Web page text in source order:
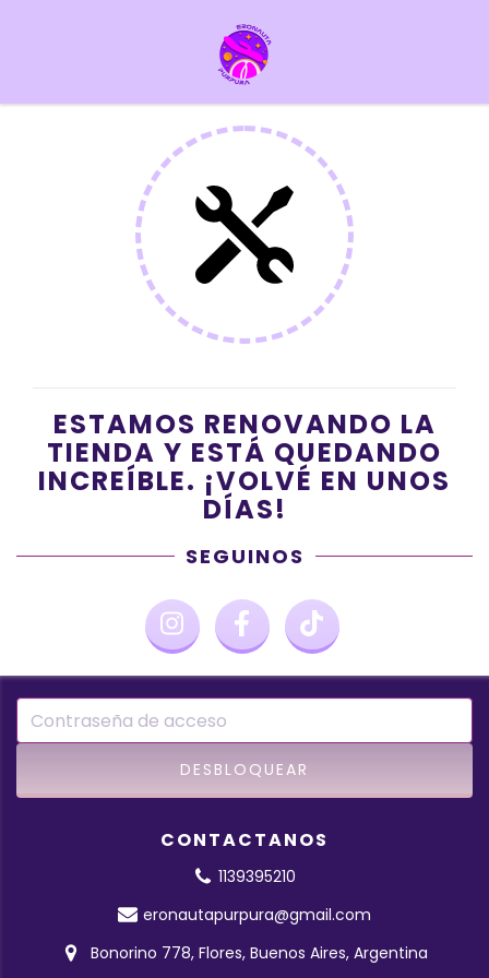
ESTAMOS RENOVANDO LA
TIENDA Y ESTÁ QUEDANDO
INCREÍBLE. ¡VOLVÉ EN UNOS
DÍAS!
SEGUINOS
CONTACTANOS
1139395210
eronautapurpura@gmail.com
Bonorino 778, Flores, Buenos Aires, Argentina